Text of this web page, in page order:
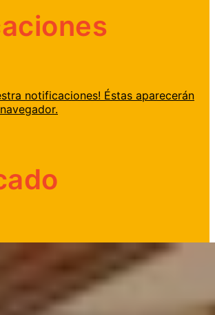
notificaciones! Éstas aparecerán